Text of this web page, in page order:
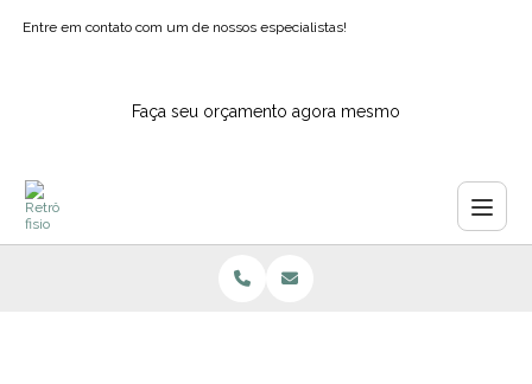
Entre em contato com um de nossos especialistas!
Faça seu orçamento agora mesmo